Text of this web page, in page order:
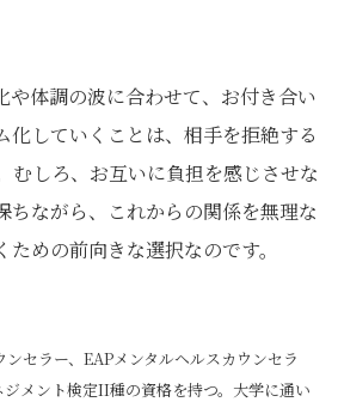
や体調の波に合わせて、お付き合い
化していくことは、相手を拒絶する
むしろ、お互いに負担を感じさせな
ちながら、これからの関係を無理な
めの前向きな選択なのです。
セラー、EAPメンタルヘルスカウンセラ
メント検定II種の資格を持つ。大学に通い